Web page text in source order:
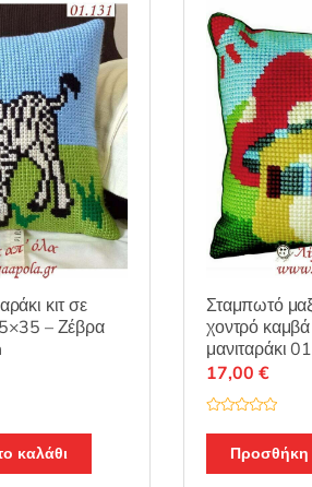
στη
κιτ σε
– Ζέβρα
καλάθι
Σταμπωτό
χοντρό
μανιταράκι
α
ο
17,00 €
Προσθήκη